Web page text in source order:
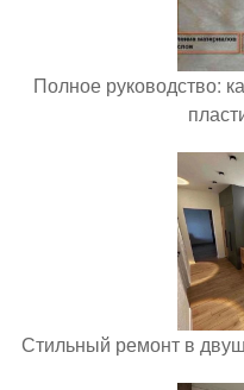
Полное руководство:
Стильный ремонт в